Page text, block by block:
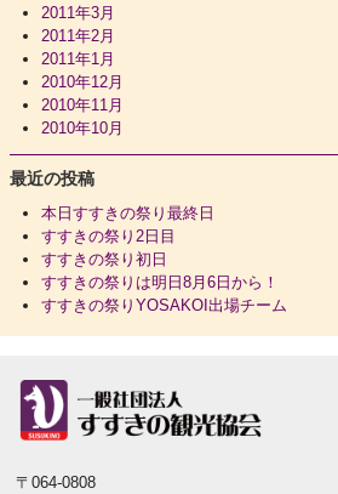
2011年3月
2011年2月
2011年1月
2010年12月
2010年11月
2010年10月
最近の投稿
本日すすきの祭り最終日
すすきの祭り2日目
すすきの祭り初日
すすきの祭りは明日8月6日から！
すすきの祭りYOSAKOI出場チーム
〒064-0808